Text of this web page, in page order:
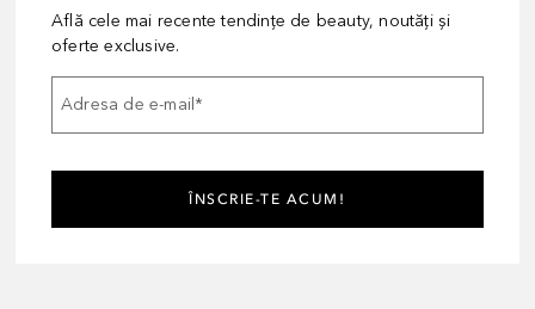
Află cele mai recente tendințe de beauty, noutăți și
oferte exclusive.
Adresa de e-mail*
ÎNSCRIE-TE ACUM!